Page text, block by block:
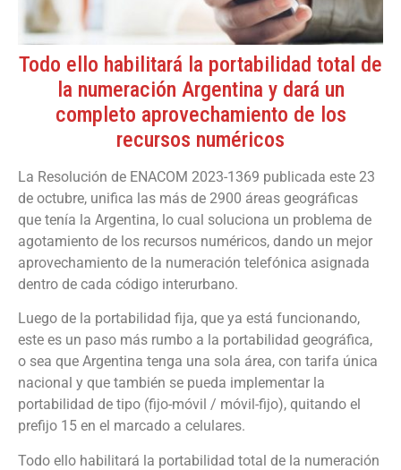
Todo ello habilitará la portabilidad total de
la numeración Argentina y dará un
completo aprovechamiento de los
recursos numéricos
La Resolución de ENACOM 2023-1369 publicada este 23
de octubre, unifica las más de 2900 áreas geográficas
que tenía la Argentina, lo cual soluciona un problema de
agotamiento de los recursos numéricos, dando un mejor
aprovechamiento de la numeración telefónica asignada
dentro de cada código interurbano.
Luego de la portabilidad fija, que ya está funcionando,
este es un paso más rumbo a la portabilidad geográfica,
o sea que Argentina tenga una sola área, con tarifa única
nacional y que también se pueda implementar la
portabilidad de tipo (fijo-móvil / móvil-fijo), quitando el
prefijo 15 en el marcado a celulares.
Todo ello habilitará la portabilidad total de la numeración